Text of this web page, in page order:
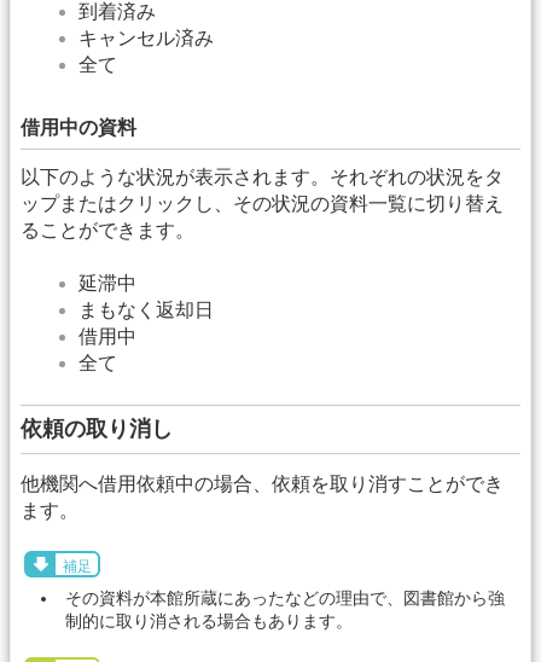
到着済み
キャンセル済み
全て
借用中の資料
以下のような状況が表示されます。それぞれの状況をタ
ップまたはクリックし、その状況の資料一覧に切り替え
ることができます。
延滞中
まもなく返却日
借用中
全て
依頼の取り消し
他機関へ借用依頼中の場合、依頼を取り消すことができ
ます。
補足
その資料が本館所蔵にあったなどの理由で、図書館から強
制的に取り消される場合もあります。